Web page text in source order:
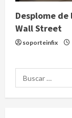
Desplome
Wall Street
soporteinfix
Buscar: